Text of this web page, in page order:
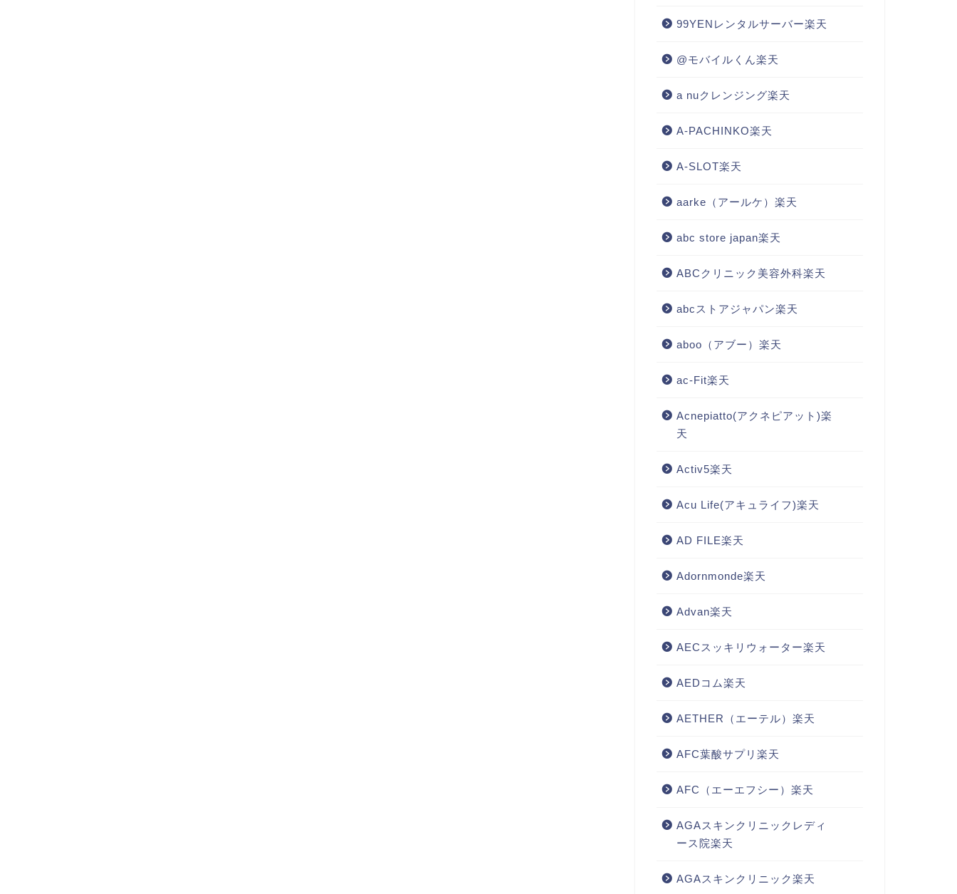
99YENレンタルサーバー楽天
@モバイルくん楽天
a nuクレンジング楽天
A-PACHINKO楽天
A-SLOT楽天
aarke（アールケ）楽天
abc store japan楽天
ABCクリニック美容外科楽天
abcストアジャパン楽天
aboo（アブー）楽天
ac-Fit楽天
Acnepiatto(アクネピアット)楽
天
Activ5楽天
Acu Life(アキュライフ)楽天
AD FILE楽天
Adornmonde楽天
Advan楽天
AECスッキリウォーター楽天
AEDコム楽天
AETHER（エーテル）楽天
AFC葉酸サプリ楽天
AFC（エーエフシー）楽天
AGAスキンクリニックレディ
ース院楽天
AGAスキンクリニック楽天